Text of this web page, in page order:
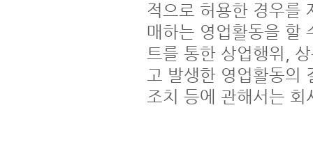
적으로 허용한 경우를
매하는 영업활동을 할
트를 통한 상업행위,
고 발생한 영업활동의
조치 등에 관해서는